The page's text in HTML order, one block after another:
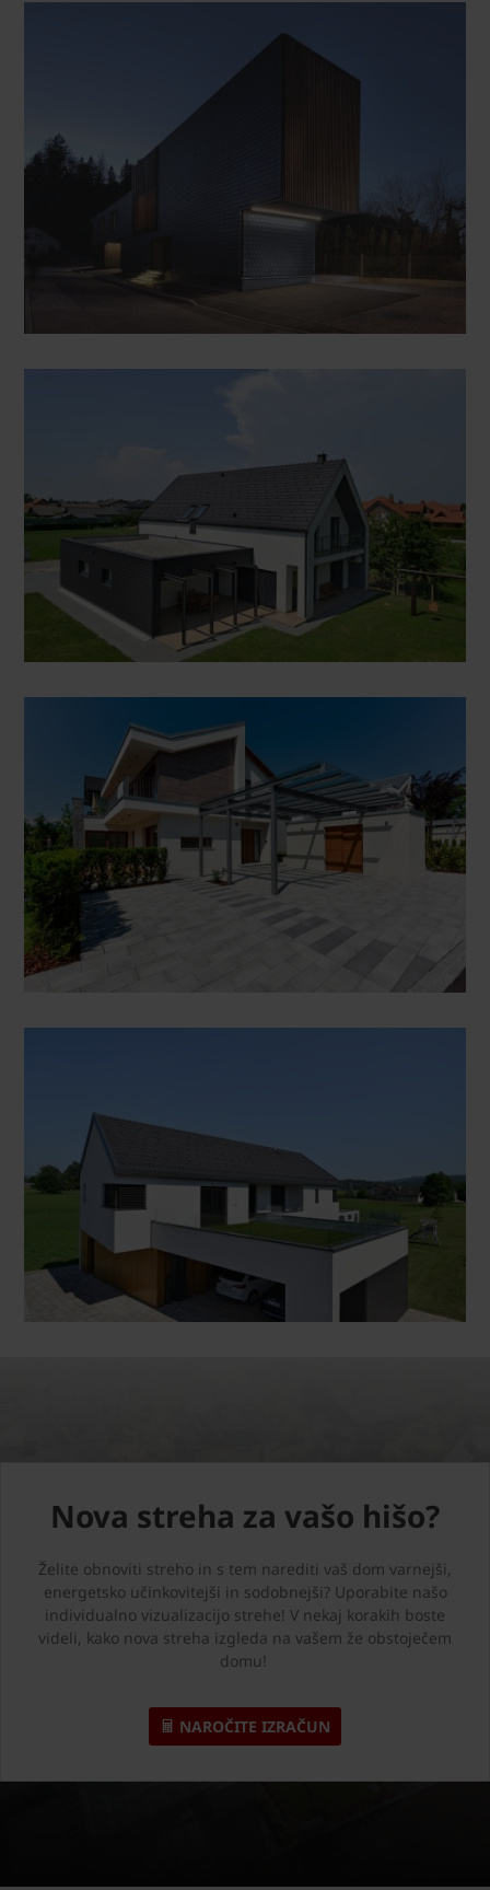
Nova streha za vašo hišo?
Želite obnoviti streho in s tem narediti vaš dom varnejši,
energetsko učinkovitejši in sodobnejši? Uporabite našo
individualno vizualizacijo strehe! V nekaj korakih boste
videli, kako nova streha izgleda na vašem že obstoječem
domu!
NAROČITE IZRAČUN